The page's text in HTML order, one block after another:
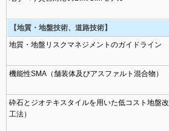
【地質・地盤技術、道路技術】
地質・地盤リスクマネジメントのガイドライン
機能性SMA（舗装体及びアスファルト混合物）
砕石とジオテキスタイルを用いた低コスト地盤
工法）